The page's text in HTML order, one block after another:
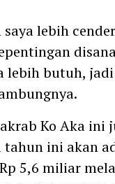
saya lebih
lebih butuh,
Ko Aka ini
ini akan
5,6 miliar